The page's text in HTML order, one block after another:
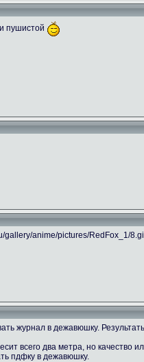
пушистой
журнал в дежавюшку.
всего два метра, но качество
пдфку в дежавюшку.